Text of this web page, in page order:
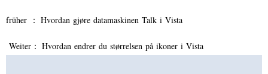
früher ： Hvordan gjøre datamaskinen Talk i Vista
Weiter： Hvordan endrer du størrelsen på ikoner i Vista